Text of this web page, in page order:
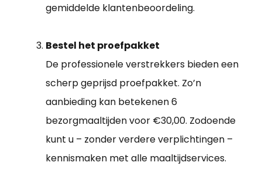
gemiddelde klantenbeoordeling.
Bestel het proefpakket
De professionele verstrekkers bieden een
scherp geprijsd proefpakket. Zo’n
aanbieding kan betekenen 6
bezorgmaaltijden voor €30,00. Zodoende
kunt u – zonder verdere verplichtingen –
kennismaken met alle maaltijdservices.